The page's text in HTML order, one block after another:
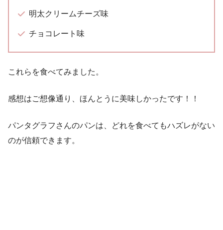
明太クリームチーズ味
チョコレート味
これらを食べてみました。
感想はご想像通り、ほんとうに美味しかったです！！
パンタグラフさんのパンは、どれを食べてもハズレがない
のが信頼できます。